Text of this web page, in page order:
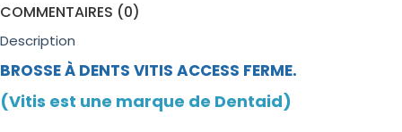
COMMENTAIRES (0)
Description
BROSSE À DENTS VITIS ACCESS FERME.
(Vitis est une marque de Dentaid)